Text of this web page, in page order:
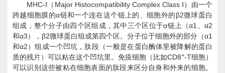
MHC- Ⅰ（ Major Histocompatibility Complex Class
Ⅰ）由一个
跨越细胞膜的α链和一个连在这个链上的、细胞外的 β2微球蛋白
组成，整个分子由四个区组成，其中三个区位于α链上（α1 、α2
和α3 ）， β2微球蛋白组成第四个区。分子位于细胞外的部分（α1
和α2 ）组成一个凹坑，肽段（一般是在蛋白酶体里被降解的蛋白
质的残片）可以粘在这个凹坑里。免疫细胞（比如CD8+-T细胞）
可以识别这些被粘在细胞表面的肽段来区分自身和外来的细胞。